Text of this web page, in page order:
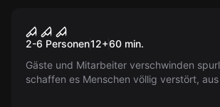
Scarescape 2
2-6 Personen12+60 min.
Gäste und Mitarbeiter verschwinden
schaffen es Menschen völlig verstört,